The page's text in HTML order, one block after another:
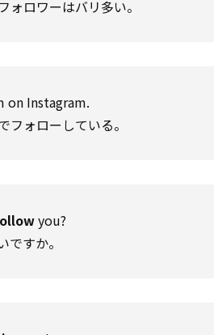
ォロワーはバリ多い。
on Instagram.
フォローしている。
you?
ですか。